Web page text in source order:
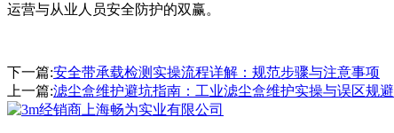
运营与从业人员安全防护的双赢。
下一篇:安全带承载检测实操流程详解：规范步骤与注意事项
上一篇:滤尘盒维护避坑指南：工业滤尘盒维护实操与误区规避